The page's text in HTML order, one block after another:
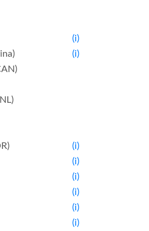
(i)
(i)
(i)
(i)
(i)
(i)
(i)
(i)